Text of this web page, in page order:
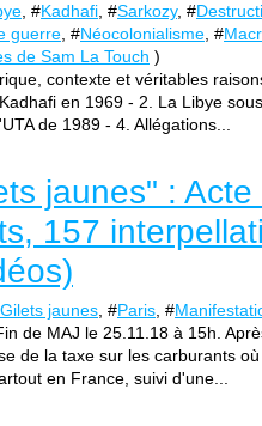
, #Kadhafi , #Sarkozy, #
guerre , #Néocolonialisme , #
de Sam La Touch )
contexte et véritables
en 1969 - 2. La Libye
de 1989 - 4. Allégations...
jaunes" :
157
Gilets jaunes , #Paris , #
de MAJ le 25.11.18 à 15h.
de la taxe sur les carburants
en France, suivi d'une...